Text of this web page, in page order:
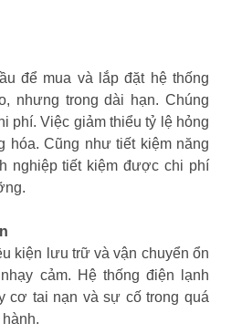
để mua và lắp đặt hệ thống
nhưng trong dài hạn. Chúng
phí. Việc giảm thiểu tỷ lệ hỏng
hóa. Cũng như tiết kiệm năng
nghiệp tiết kiệm được chi phí
kiện lưu trữ và vận chuyển ổn
cảm. Hệ thống điện lạnh
cơ tai nạn và sự cố trong quá